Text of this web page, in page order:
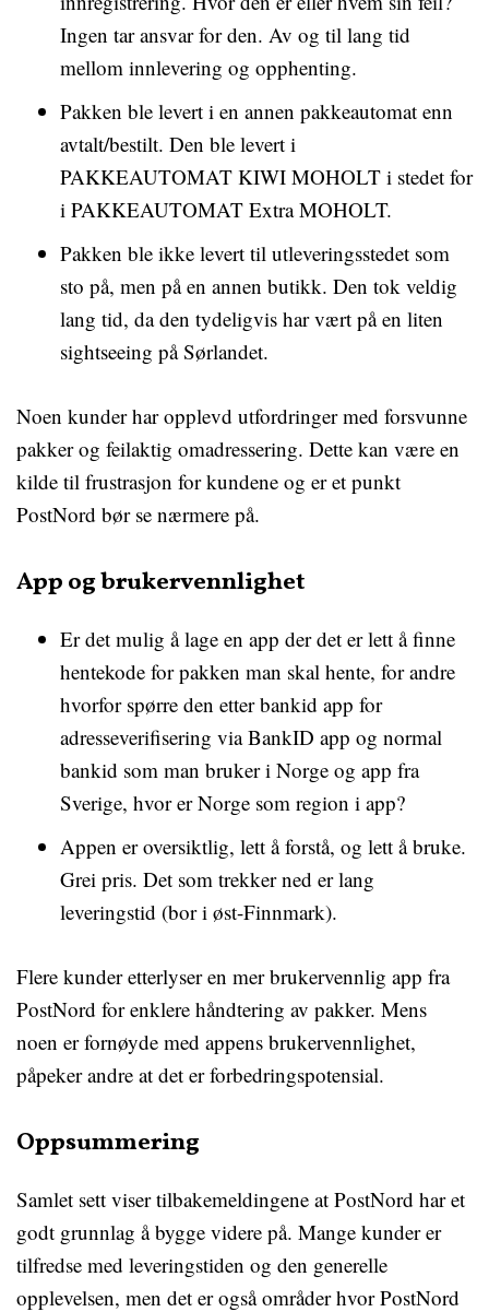
Ingen tar ansvar for den. Av og til lang tid
mellom innlevering og opphenting.
Pakken ble levert i en annen pakkeautomat enn
avtalt/bestilt. Den ble levert i
PAKKEAUTOMAT KIWI MOHOLT i stedet for
i PAKKEAUTOMAT Extra MOHOLT.
Pakken ble ikke levert til utleveringsstedet som
sto på, men på en annen butikk. Den tok veldig
lang tid, da den tydeligvis har vært på en liten
sightseeing på Sørlandet.
Noen kunder har opplevd utfordringer med forsvunne
pakker og feilaktig omadressering. Dette kan være en
kilde til frustrasjon for kundene og er et punkt
PostNord bør se nærmere på.
App og brukervennlighet
Er det mulig å lage en app der det er lett å finne
hentekode for pakken man skal hente, for andre
hvorfor spørre den etter bankid app for
adresseverifisering via BankID app og normal
bankid som man bruker i Norge og app fra
Sverige, hvor er Norge som region i app?
Appen er oversiktlig, lett å forstå, og lett å bruke.
Grei pris. Det som trekker ned er lang
leveringstid (bor i øst-Finnmark).
Flere kunder etterlyser en mer brukervennlig app fra
PostNord for enklere håndtering av pakker. Mens
noen er fornøyde med appens brukervennlighet,
påpeker andre at det er forbedringspotensial.
Oppsummering
Samlet sett viser tilbakemeldingene at PostNord har et
godt grunnlag å bygge videre på. Mange kunder er
tilfredse med leveringstiden og den generelle
opplevelsen, men det er også områder hvor PostNord